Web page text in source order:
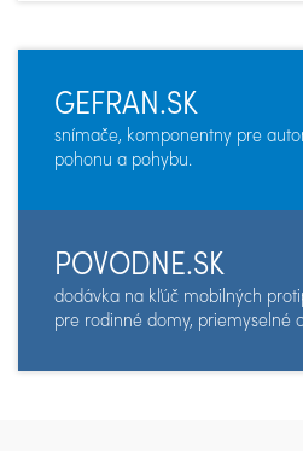
GEFRAN.SK
snímače, komponentny pre
pohonu a pohybu.
POVODNE.SK
dodávka na kľúč mobilných
pre rodinné domy, priemyselné